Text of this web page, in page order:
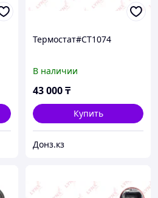
Термостат#CT1074
В наличии
43 000₸
Купить
Донз.кз